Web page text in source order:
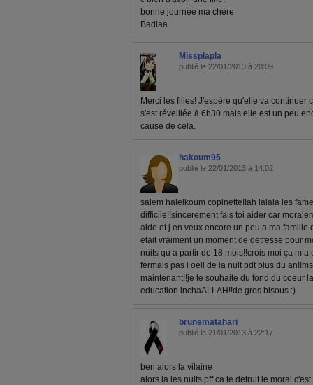
bonne journée ma chère
Badiaa
Missplapla
publié le 22/01/2013 à 20:09
Merci les filles! J'espère qu'elle va continuer
s'est réveillée à 6h30 mais elle est un peu
cause de cela.
hakoum95
publié le 22/01/2013 à 14:02
salem haleikoum copinette!!ah lalala les
difficile!!sincerement fais toi aider car
aide et j en veux encore un peu a ma famille
etait vraiment un moment de detresse pour
nuits qu a partir de 18 mois!!crois moi ça m
fermais pas l oeil de la nuit pdt plus du
maintenant!!je te souhaite du fond du coeur
education inchaALLAH!!de gros bisous :)
brunematahari
publié le 21/01/2013 à 22:17
ben alors la vilaine
alors la les nuits pff ca te detruit le moral